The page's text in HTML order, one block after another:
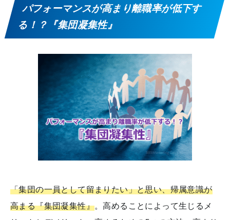
パフォーマンスが高まり離職率が低下す
る！？『集団凝集性』
「集団の一員として留まりたい」と思い、帰属意識が
高まる『集団凝集性』。高めることによって生じるメ